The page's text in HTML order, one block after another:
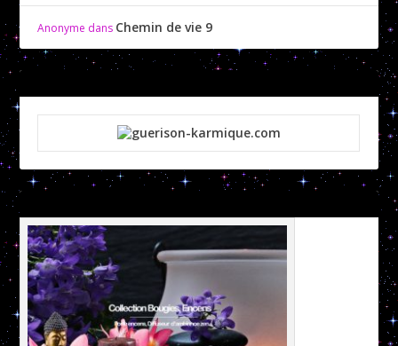
Anonyme dans Chemin de vie 9